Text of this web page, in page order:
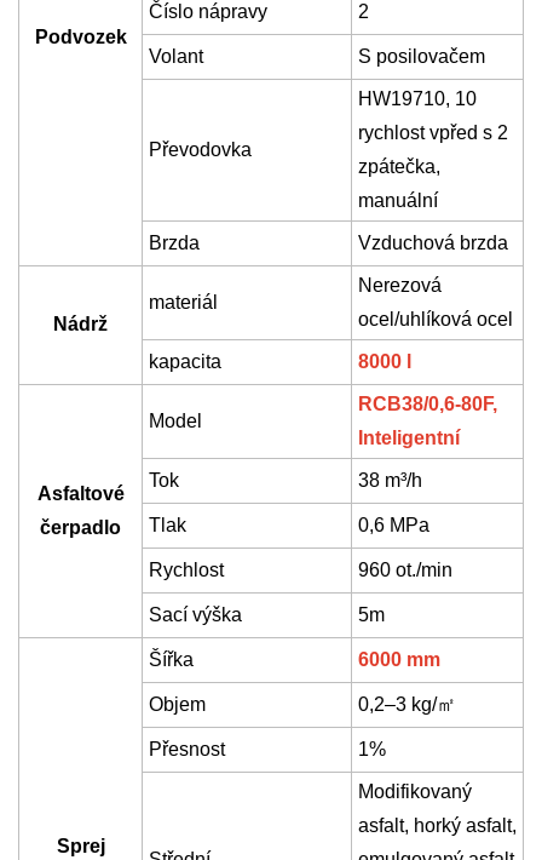
Podvozek
Číslo nápravy 2
Volant S posilovačem
Převodovka
HW19710, 10
rychlost vpřed s 2
zpátečka,
manuální
Brzda Vzduchová brzda
Nádrž
materiál
Nerezová
ocel/uhlíková ocel
kapacita 8000 l
Asfaltové
čerpadlo
Model
RCB38/0,6-80F,
Inteligentní
Tok 38 m³/h
Tlak 0,6 MPa
Rychlost 960 ot./min
Sací výška 5m
Sprej
Šířka 6000 mm
Objem 0,2–3 kg/㎡
Přesnost 1%
Modifikovaný
asfalt, horký asfalt,